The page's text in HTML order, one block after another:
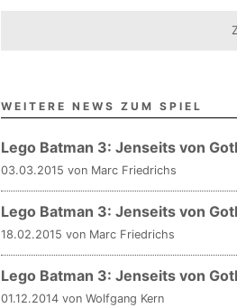
WEITERE NEWS ZUM SPIEL
Lego Batman 3: Jenseits von
03.03.2015 von Marc Friedrichs
Lego Batman 3: Jenseits von
18.02.2015 von Marc Friedrichs
Lego Batman 3: Jenseits von
01.12.2014 von Wolfgang Kern